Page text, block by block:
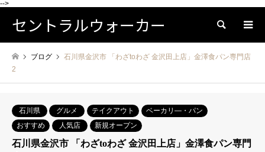
-->
セントラルウォーカー 検索
ブログ
石川県金沢市 「わざtoわざ 金沢田上店」金澤食パン専門店
2
石川県 グルメ テイクアウト
ベーカリ―・パン
おすすめ
人気店 新規オープン
石川県金沢市 「わざtoわざ 金沢田上店」金澤食パン専門